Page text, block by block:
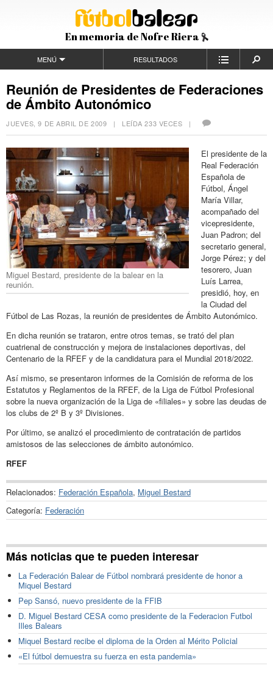
En memoria de Nofre Riera
MENÚ RESULTADOS
Reunión de Presidentes de Federaciones
de Ámbito Autonómico
JUEVES, 9 DE ABRIL DE 2009 | LEÍDA 233 VECES |
Miguel Bestard, presidente de la balear en la
reunión.
El presidente de la
Real Federación
Española de
Fútbol, Ángel
María Villar,
acompañado del
vicepresidente,
Juan Padron; del
secretario general,
Jorge Pérez; y del
tesorero, Juan
Luís Larrea,
presidió, hoy, en
la Ciudad del
Fútbol de Las Rozas, la reunión de presidentes de Ámbito Autonómico.
En dicha reunión se trataron, entre otros temas, se trató del plan
cuatrienal de construcción y mejora de instalaciones deportivas, del
Centenario de la RFEF y de la candidatura para el Mundial 2018/2022.
Así mismo, se presentaron informes de la Comisión de reforma de los
Estatutos y Reglamentos de la RFEF, de la Liga de Fútbol Profesional
sobre la nueva organización de la Liga de «filiales» y sobre las deudas de
los clubs de 2º B y 3º Divisiones.
Por último, se analizó el procedimiento de contratación de partidos
amistosos de las selecciones de ámbito autonómico.
RFEF
Relacionados: Federación Española, Miguel Bestard
Categoría: Federación
Más noticias que te pueden interesar
La Federación Balear de Fútbol nombrará presidente de honor a
Miquel Bestard
Pep Sansó, nuevo presidente de la FFIB
D. Miguel Bestard CESA como presidente de la Federacion Futbol
Illes Balears
Miquel Bestard recibe el diploma de la Orden al Mérito Policial
«El fútbol demuestra su fuerza en esta pandemia»